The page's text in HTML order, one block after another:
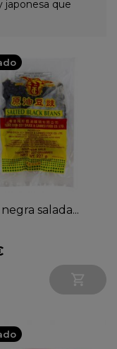
japonesa que
salada...
